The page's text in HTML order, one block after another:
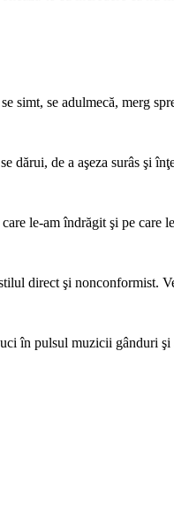
simt, se adulmecă, merg
dărui, de a aşeza surâs şi
le-am îndrăgit şi pe care
direct şi nonconformist.
în pulsul muzicii gânduri